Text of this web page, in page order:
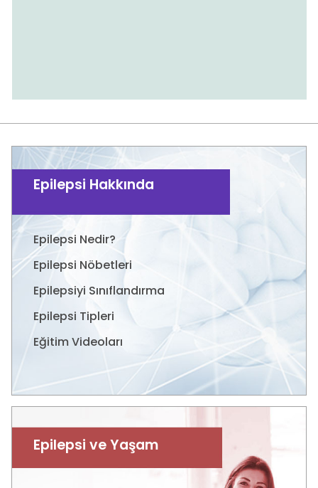
Epilepsi Hakkında
Epilepsi Nedir?
Epilepsi Nöbetleri
Epilepsiyi Sınıflandırma
Epilepsi Tipleri
Eğitim Videoları
Epilepsi ve Yaşam